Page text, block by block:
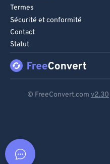
Termes
Sécurité et conformité
Contact
Statut
© FreeConvert.com v2.30